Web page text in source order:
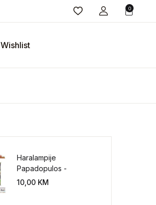
0
Wishlist
Haralampije
Papadopulos -
Poverenje: sloboda od
10,00 KM